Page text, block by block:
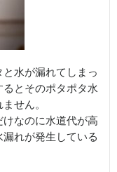
水が漏れてしまっ
とそのポタポタ水
せん。
なのに水道代が高
れが発生している